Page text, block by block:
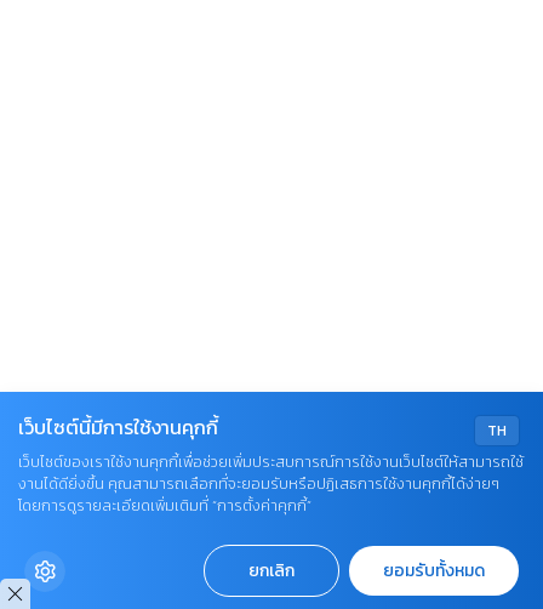
TH
เว็บไซต์นี้มีการใช้งานคุกกี้
เว็บไซต์ของเราใช้งานคุกกี้เพื่อช่วยเพิ่มประสบการณ์การใช้งานเว็บไซต์ให้สามารถใช้
งานได้ดียิ่งขึ้น คุณสามารถเลือกที่จะยอมรับหรือปฏิเสธการใช้งานคุกกี้ได้ง่ายๆ
โดยการดูรายละเอียดเพิ่มเติมที่ “การตั้งค่าคุกกี้”
ยกเลิก ยอมรับทั้งหมด